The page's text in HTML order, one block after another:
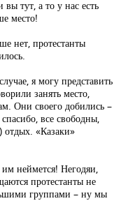
вы тут, а то у нас есть
место!
нет, протестанты
я могу представить
занять место,
Они своего добились –
все свободны,
отдых. «Казаки»
неймется! Негодяи,
протестанты не
группами – ну мы